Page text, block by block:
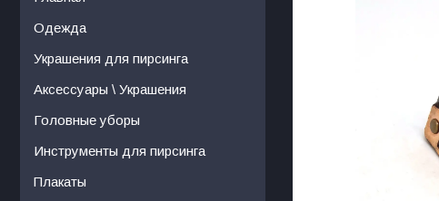
Одежда
Украшения для пирсинга
Аксессуары \ Украшения
Головные уборы
Инструменты для пирсинга
Плакаты